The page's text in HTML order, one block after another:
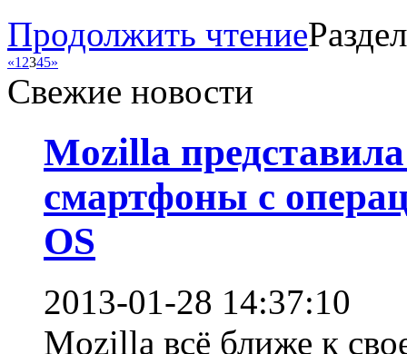
Продолжить чтение
«1 2345»
Свежие новости
Mozilla
смартфоны с
OS
2013-01-28 14:37:10
Mozilla всё ближе к